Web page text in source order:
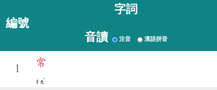
編號
字詞
音讀 注音 漢語拼音
1
常
ㄔㄤ
ˊ